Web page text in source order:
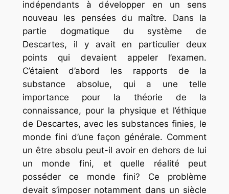
indépendants à développer en un sens
nouveau les pensées du maître. Dans la
partie dogmatique du système de
Descartes, il y avait en particulier deux
points qui devaient appeler l’examen.
C’étaient d’abord les rapports de la
substance absolue, qui a une telle
importance pour la théorie de la
connaissance, pour la physique et l’éthique
de Descartes, avec les substances finies, le
monde fini d’une façon générale. Comment
un être absolu peut-il avoir en dehors de lui
un monde fini, et quelle réalité peut
posséder ce monde fini? Ce problème
devait s’imposer notamment dans un siècle